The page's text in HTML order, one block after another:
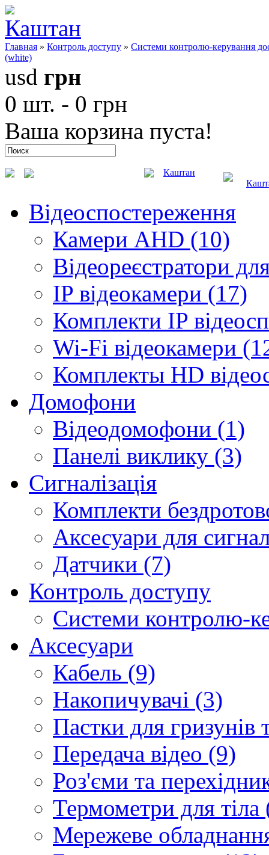
Главная » Контроль доступу » Системи контролю-керування
(white)
usd грн
0 шт. - 0 грн
Ваша корзина пуста!
Каштан
Відеоспостереження
Камери AHD (10)
Відеореєстратори
IP відеокамери (17)
Комплекти IP
Wi-Fi відеокамери
Комплекты HD
Домофони
Відеодомофони (1)
Панелі виклику (3)
Сигналізація
Комплекти
Аксесуари для
Датчики (7)
Контроль доступу
Системи контролю-
Аксесуари
Кабель (9)
Накопичувачі (3)
Пастки для гризунів
Передача відео (9)
Роз'єми та
Термометри для тіла
Мережеве